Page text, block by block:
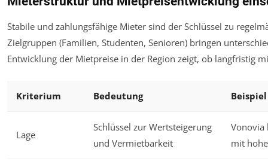
Stabile und zahlungsfähige Mieter sind der Schlüssel zu
Zielgruppen (Familien, Studenten, Senioren) bringen
Entwicklung der Mietpreise in der Region zeigt, ob langfristig
Kriterium Bedeutung Beispiel
Lage
Schlüssel zur Wertsteigerung
und Vermietbarkeit
Vonovia
mit